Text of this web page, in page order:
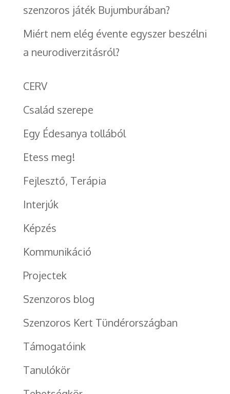
szenzoros játék Bujumburában?
Miért nem elég évente egyszer beszélni
a neurodiverzitásról?
CERV
Család szerepe
Egy Édesanya tollából
Etess meg!
Fejlesztő, Terápia
Interjúk
Képzés
Kommunikáció
Projectek
Szenzoros blog
Szenzoros Kert Tündérországban
Támogatóink
Tanulókör